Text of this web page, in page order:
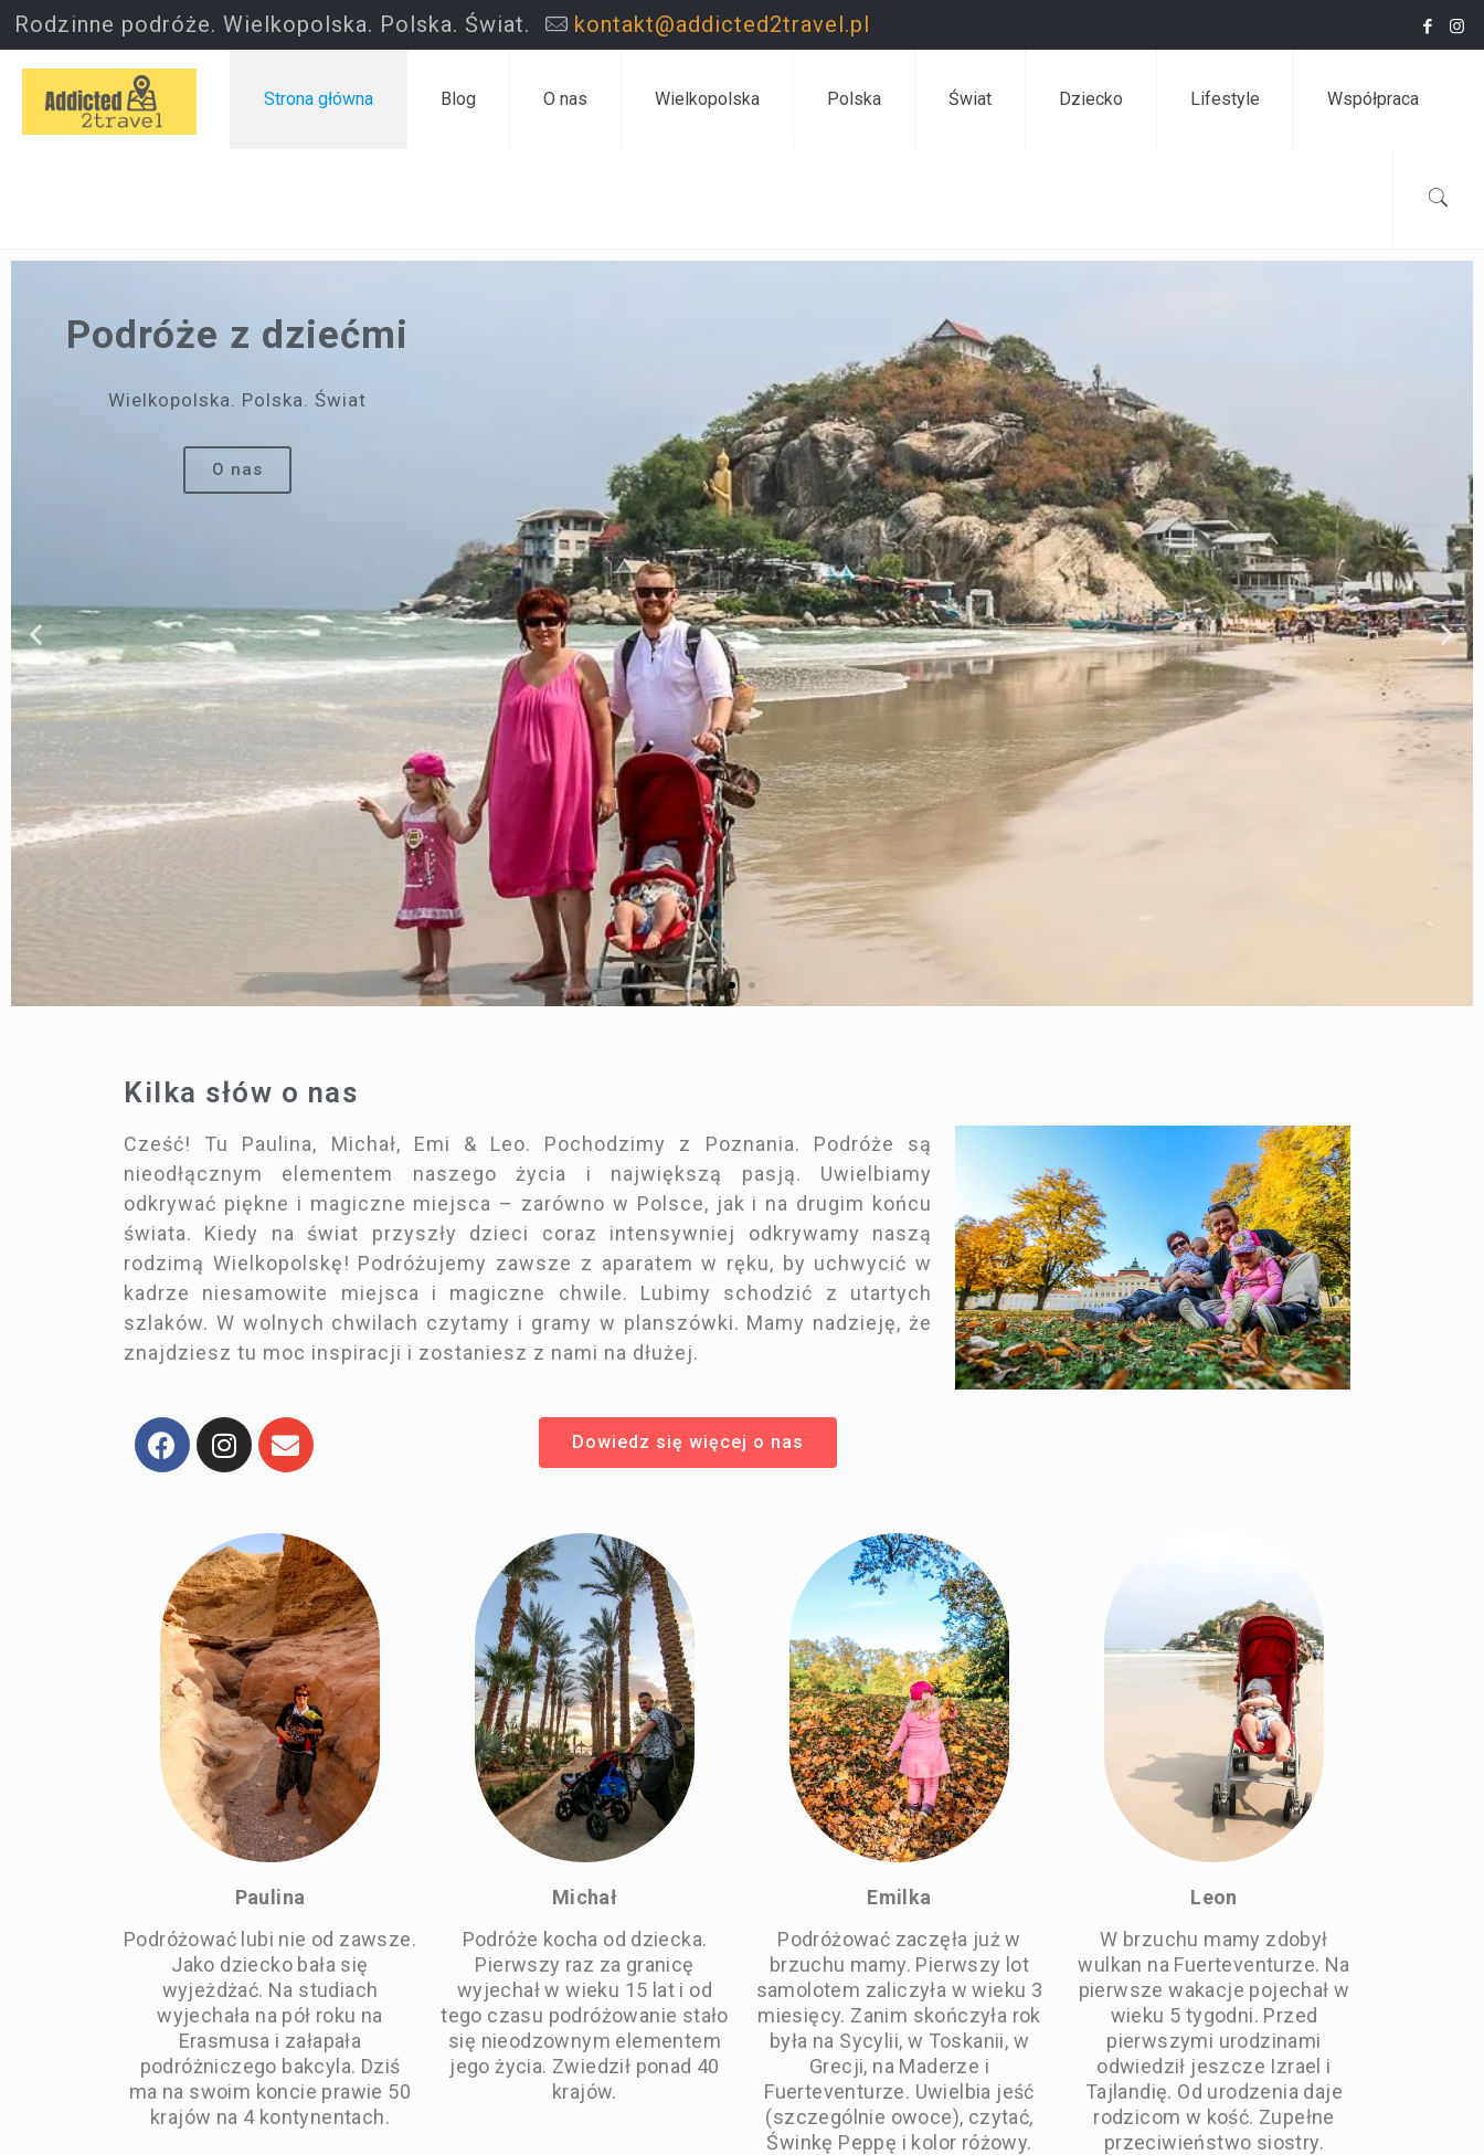
Rodzinne podróże. Wielkopolska. Polska. Świat. kontakt@addicted2travel.pl
Strona główna Blog O nas Wielkopolska Polska Świat Dziecko Lifestyle Współpraca
Wycieczka po Wielkopolsce
Odkąd na świecie pojawiły się dzieci, intensywnie odkrywamy nowe miejsca na mapie
Wielkopolski. Zainspiruj się i znajdź pomysł na wycieczkę po Wielkopolsce.
Sprawdź
Kilka słów o nas
Cześć! Tu Paulina, Michał, Emi & Leo. Pochodzimy z Poznania. Podróże są
nieodłącznym elementem naszego życia i największą pasją. Uwielbiamy
odkrywać piękne i magiczne miejsca – zarówno w Polsce, jak i na drugim końcu
świata. Kiedy na świat przyszły dzieci coraz intensywniej odkrywamy naszą
rodzimą Wielkopolskę! Podróżujemy zawsze z aparatem w ręku, by uchwycić w
kadrze niesamowite miejsca i magiczne chwile. Lubimy schodzić z utartych
szlaków. W wolnych chwilach czytamy i gramy w planszówki. Mamy nadzieję, że
znajdziesz tu moc inspiracji i zostaniesz z nami na dłużej.
Dowiedz się więcej o nas
Paulina
Podróżować lubi nie od zawsze.
Jako dziecko bała się
wyjeżdżać. Na studiach
wyjechała na pół roku na
Erasmusa i załapała
podróżniczego bakcyla. Dziś
ma na swoim koncie prawie 50
krajów na 4 kontynentach.
Michał
Podróże kocha od dziecka.
Pierwszy raz za granicę
wyjechał w wieku 15 lat i od
tego czasu podróżowanie stało
się nieodzownym elementem
jego życia. Zwiedził ponad 40
krajów.
Emilka
Podróżować zaczęła już w
brzuchu mamy. Pierwszy lot
samolotem zaliczyła w wieku 3
miesięcy. Zanim skończyła rok
była na Sycylii, w Toskanii, w
Grecji, na Maderze i
Fuerteventurze. Uwielbia jeść
(szczególnie owoce), czytać,
Świnkę Peppę i kolor różowy.
Leon
W brzuchu mamy zdobył
wulkan na Fuerteventurze. Na
pierwsze wakacje pojechał w
wieku 5 tygodni. Przed
pierwszymi urodzinami
odwiedził jeszcze Izrael i
Tajlandię. Od urodzenia daje
rodzicom w kość. Zupełne
przeciwieństwo siostry.